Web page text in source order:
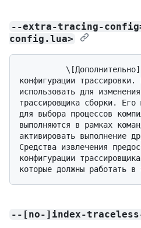
--extra-tracing-
config.lua>
конфигурации трассировки.
использовать для
трассировщика сборки. Его
для выбора процессов
выполняются в рамках
активировать выполнение
Средства извлечения
конфигурации
--[no-]index-